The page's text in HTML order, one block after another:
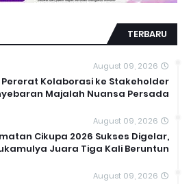
TERBARU
August 09, 2026
Pererat Kolaborasi ke Stakeholder
Majalah Nuansa Persada
August 09, 2026
Cikupa 2026 Sukses Digelar,
Juara Tiga Kali Beruntun
August 09, 2026